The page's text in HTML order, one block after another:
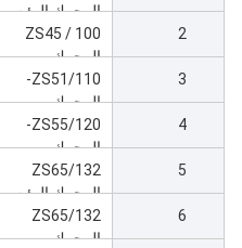
المحرك الرئيسي
7kw آلة طحن
2
ZS45 / 100
المحرك
طحن
3
ZS51/110-
المحرك
طحن
4
ZS55/120-
المحرك
طحن
5
ZS65/132
المحرك الرئيسي
37kw آلة الطحن
6
ZS65/132
المحرك